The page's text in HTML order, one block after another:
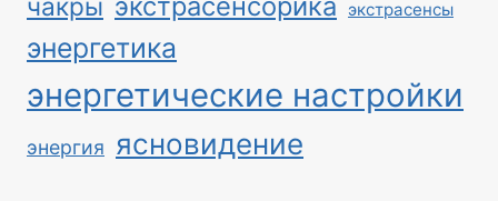
чакры экстрасенсы
энергетика
энергетические настройки
энергия ясновидение